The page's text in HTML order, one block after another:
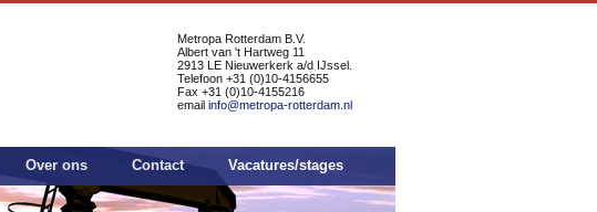
Metropa Rotterdam B.V.
Albert van 't Hartweg 11
2913 LE Nieuwerkerk a/d IJssel.
Telefoon +31 (0)10-4156655
Fax +31 (0)10-4155216
email info@metropa-rotterdam.nl
Over ons Contact Vacatures/stages